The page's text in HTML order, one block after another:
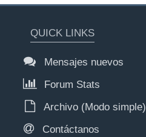
QUICK LINKS
Mensajes nuevos
Forum Stats
Archivo (Modo simple)
Contáctanos